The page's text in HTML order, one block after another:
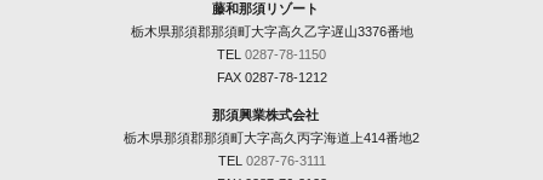
藤和那須リゾート
栃木県那須郡那須町大字高久乙字遅山3376番地
TEL 0287-78-1150
FAX 0287-78-1212
那須興業株式会社
栃木県那須郡那須町大字高久丙字海道上414番地2
TEL 0287-76-3111